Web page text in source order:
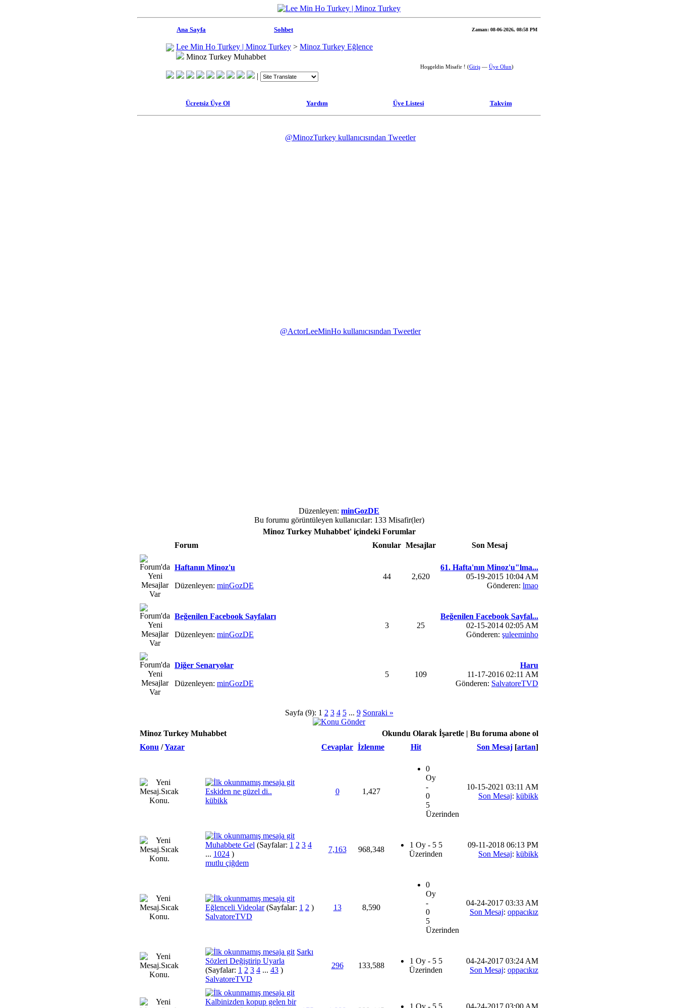
Ana Sayfa Sohbet Zaman: 08-06-2026, 08:58 PM
Lee Min Ho Turkey | Minoz Turkey > Minoz Turkey Eğlence
Minoz Turkey Muhabbet
|
Hoşgeldin Misafir ! (Giriş — Üye Olun)
Ücretsiz Üye Ol Yardım Üye Listesi Takvim
@MinozTurkey kullanıcısından Tweetler
@ActorLeeMinHo kullanıcısından Tweetler
Düzenleyen: minGozDE
Bu forumu görüntüleyen kullanıcılar: 133 Misafir(ler)
Minoz Turkey Muhabbet' içindeki Forumlar
Forum
Konular Mesajlar Son Mesaj
Haftanın Minoz'u
Düzenleyen: minGozDE
44 2,620
61. Hafta'nın Minoz'u"lma...
05-19-2015 10:04 AM
Gönderen: lmao
Beğenilen Facebook Sayfaları
Düzenleyen: minGozDE
3 25
Beğenilen Facebook Sayfal...
02-15-2014 02:05 AM
Gönderen: şuleeminho
Diğer Senaryolar
Düzenleyen: minGozDE
5 109
Haru
11-17-2016 02:11 AM
Gönderen: SalvatoreTVD
Sayfa (9): 1 2 3 4 5 ... 9 Sonraki »
Okundu Olarak İşaretle | Bu foruma abone ol
Minoz Turkey Muhabbet
Konu /Yazar Cevaplar İzlenme Hit Son Mesaj [artan]
Eskiden ne güzel di..
kübikk
0 1,427
0
Oy
-
0
5
Üzerinden
10-15-2021 03:11 AM
Son Mesaj: kübikk
Muhabbete Gel (Sayfalar: 1 2 3 4
... 1024 )
mutlu çiğdem
7,163 968,348
1 Oy - 5 5
Üzerinden
09-11-2018 06:13 PM
Son Mesaj: kübikk
Eğlenceli Videolar (Sayfalar: 1 2 )
SalvatoreTVD
13 8,590
0
Oy
-
0
5
Üzerinden
04-24-2017 03:33 AM
Son Mesaj: oppacıkız
Şarkı
Sözleri Değiştirip Uyarla
(Sayfalar: 1 2 3 4 ... 43 )
SalvatoreTVD
296 133,588
1 Oy - 5 5
Üzerinden
04-24-2017 03:24 AM
Son Mesaj: oppacıkız
Kalbinizden kopup gelen bir
1 Oy - 5 5
04-24-2017 03:00 AM